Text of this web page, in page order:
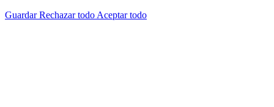
GuardarRechazar todo Aceptar todo